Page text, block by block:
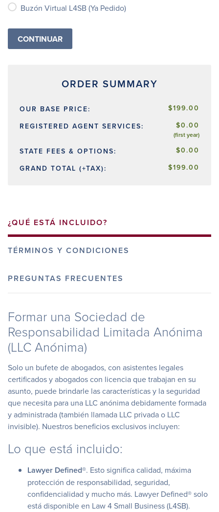
Buzón Virtual L4SB (Ya Pedido)
OUR BASE PRICE:
$199.00
REGISTERED AGENT SERVICES:
$0.00
(first year)
STATE FEES & OPTIONS:
$0.00
GRAND TOTAL (+TAX):
$199.00
¿QUÉ ESTÁ INCLUIDO?
TÉRMINOS Y CONDICIONES
PREGUNTAS FRECUENTES
Formar una Sociedad de
Responsabilidad Limitada Anónima
(LLC Anónima)
Solo un bufete de abogados, con asistentes legales
certificados y abogados con licencia que trabajan en su
asunto, puede brindarle las características y la seguridad
que necesita para una LLC anónima debidamente formada
y administrada (también llamada LLC privada o LLC
invisible). Nuestros beneficios exclusivos incluyen:
Lo que está incluido:
Lawyer Defined®. Esto significa calidad, máxima
protección de responsabilidad, seguridad,
confidencialidad y mucho más. Lawyer Defined® solo
está disponible en Law 4 Small Business (L4SB).